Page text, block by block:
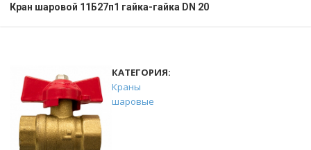
Кран шаровой 11Б27п1 гайка-гайка DN 20
КАТЕГОРИЯ:
Краны
шаровые